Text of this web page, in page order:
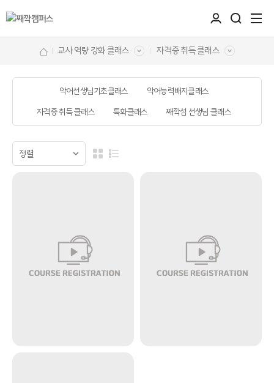
교사 역량 강화 클래스 자격증 취득 클래스
악어선생님기초클래스
악어능력배지클래스
자격증 취득 클래스
특화클래스 째깍섬 선생님 클래스